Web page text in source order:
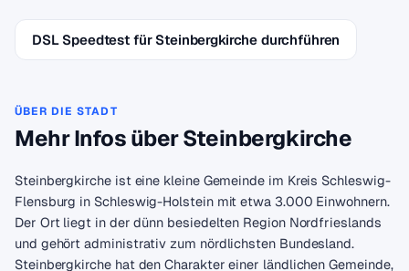
DSL Speedtest für Steinbergkirche durchführen
ÜBER DIE STADT
Mehr Infos über Steinbergkirche
Steinbergkirche ist eine kleine Gemeinde im Kreis Schleswig-
Flensburg in Schleswig-Holstein mit etwa 3.000 Einwohnern.
Der Ort liegt in der dünn besiedelten Region Nordfrieslands
und gehört administrativ zum nördlichsten Bundesland.
Steinbergkirche hat den Charakter einer ländlichen Gemeinde,